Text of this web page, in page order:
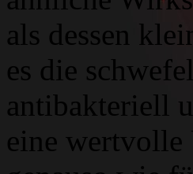
als dessen
es die
antibakteriell
eine wertvolle